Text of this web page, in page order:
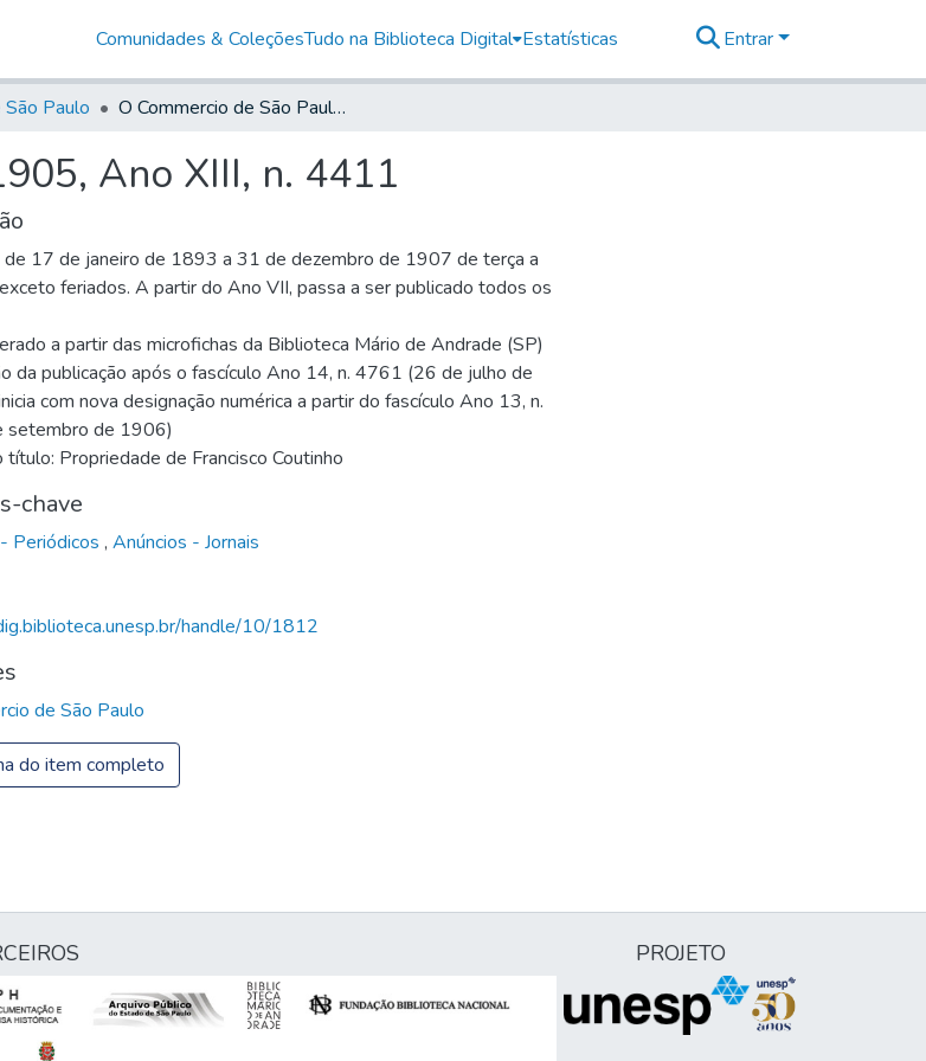
Comunidades & ColeçõesTudo na Biblioteca Digital Estatísticas Entrar
Paulo O Commercio de São Paulo, 1905, Ano XIII, n. 4411
Ano XIII, n. 4411
de 17 de janeiro de 1893 a 31 de dezembro de 1907 de terça a
feriados. A partir do Ano VII, passa a ser publicado todos os
a partir das microfichas da Biblioteca Mário de Andrade (SP)
da publicação após o fascículo Ano 14, n. 4761 (26 de julho de
com nova designação numérica a partir do fascículo Ano 13, n.
setembro de 1906)
Propriedade de Francisco Coutinho
chave
Periódicos , Anúncios - Jornais
handle/10/1812
de São Paulo
do item completo
PROJETO